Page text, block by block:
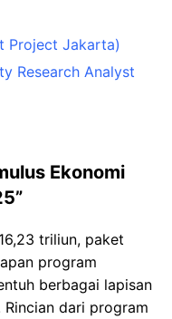
Project Jakarta)
Research Analyst
Ekonomi
triliun, paket
program
berbagai lapisan
dari program